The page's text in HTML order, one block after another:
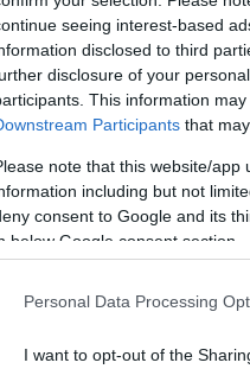
seeing interest-based
disclosed to third
disclosure of your
This information
Participants that
note that this website/
including but not
consent to Google and its
below Google consent section.
Personal Data Processing
I want to opt-out of the
visokog